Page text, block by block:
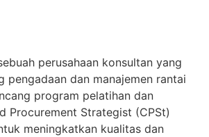
perusahaan konsultan yang
pengadaan dan manajemen rantai
program pelatihan dan
Procurement Strategist (CPSt)
meningkatkan kualitas dan